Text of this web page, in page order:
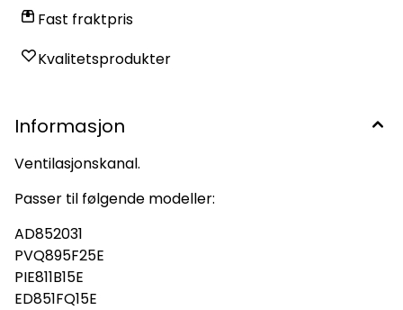
Fast fraktpris
Kvalitetsprodukter
Informasjon
Ventilasjonskanal.
Passer til følgende modeller:
AD852031
PVQ895F25E
PIE811B15E
ED851FQ15E